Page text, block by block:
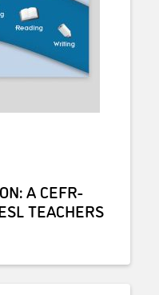
A CEFR-
TEACHERS